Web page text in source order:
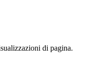
di pagina.